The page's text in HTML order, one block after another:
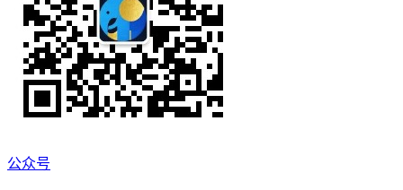
公众号